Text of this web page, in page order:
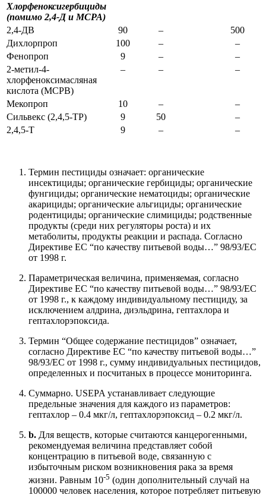
Хлорфеноксигербициды
(помимо 2,4-Д и MCPA)
2,4-ДВ
90 –
500
Дихлорпроп
100 –
–
Фенопроп
9 –
–
2-метил-4-
хлорфеноксимасляная
кислота (МСРВ)
– – –
Мекопроп 10 –
–
Сильвекс (2,4,5-TP)
9 50
–
2,4,5-Т
9 – –
Термин пестициды означает: органические
инсектициды; органические гербициды; органические
фунгициды; органические нематоциды; органические
акарициды; органические альгициды; органические
родентициды; органические слимициды; родственные
продукты (среди них регуляторы роста) и их
метаболиты, продукты реакции и распада. Согласно
Директиве ЕС “по качеству питьевой воды…” 98/93/EC
от 1998 г.
Параметрическая величина, применяемая, согласно
Директиве ЕС “по качеству питьевой воды…” 98/93/EC
от 1998 г., к каждому индивидуальному пестициду, за
исключением алдрина, диэльдрина, гептахлора и
гептахлорэпоксида.
Термин “Общее содержание пестицидов” означает,
согласно Директиве ЕС “по качеству питьевой воды…”
98/93/EC от 1998 г., сумму индивидуальных пестицидов,
определенных и посчитаных в процессе мониторинга.
Cуммарно. USEPA устанавливает следующие
предельные значения для каждого из параметров:
гептахлор – 0.4 мкг/л, гептахлорэпоксид – 0.2 мкг/л.
b. Для веществ, которые считаются канцерогенными,
рекомендуемая величина представляет собой
концентрацию в питьевой воде, связанную с
избыточным риском возникновения рака за время
жизни. Равным 10-5 (один дополнительный случай на
100000 человек населения, которое потребляет питьевую